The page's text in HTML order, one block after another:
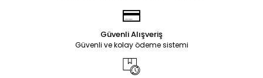
Güvenli Alışveriş
Güvenli ve kolay ödeme sistemi